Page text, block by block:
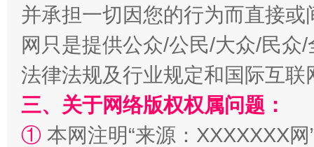
招工难、用工荒背后
并承担一切因您的行为而直接
网只是提供公众/公民/大众/民
法律法规及行业规定和国际互
三、关于网络版权权属问题：
① 本网注明“来源：XXXXXXX